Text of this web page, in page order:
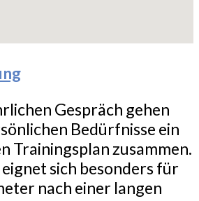
Gespräch gehen
Bedürfnisse ein
Trainingsplan zusammen.
sich besonders für
nach einer langen